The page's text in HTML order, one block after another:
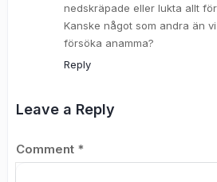
nedskräpade eller lukta allt
Kanske något som andra än
försöka anamma?
Reply
Leave a Reply
Comment *